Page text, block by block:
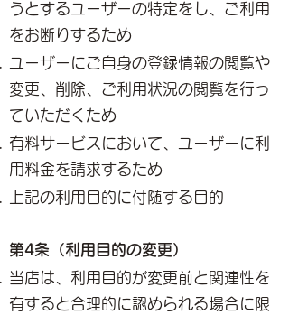
うとするユーザーの特定をし、ご利用
をお断りするため
ユーザーにご自身の登録情報の閲覧や
変更、削除、ご利用状況の閲覧を行っ
ていただくため
有料サービスにおいて、ユーザーに利
用料金を請求するため
上記の利用目的に付随する目的
第4条（利用目的の変更）
当店は、利用目的が変更前と関連性を
有すると合理的に認められる場合に限